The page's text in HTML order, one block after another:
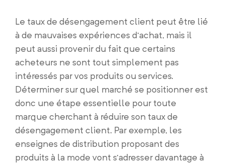
Le taux de désengagement client peut être lié
à de mauvaises expériences d’achat, mais il
peut aussi provenir du fait que certains
acheteurs ne sont tout simplement pas
intéressés par vos produits ou services.
Déterminer sur quel marché se positionner est
donc une étape essentielle pour toute
marque cherchant à réduire son taux de
désengagement client. Par exemple, les
enseignes de distribution proposant des
produits à la mode vont s’adresser davantage à